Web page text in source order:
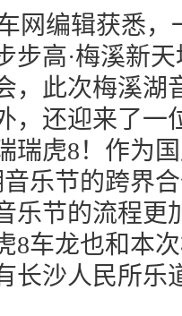
网编辑获悉
步高·梅溪新
，此次梅溪湖
，还迎来了一
虎8！作为
乐节的跨界
乐节的流程更
8车龙也和本
长沙人民所乐